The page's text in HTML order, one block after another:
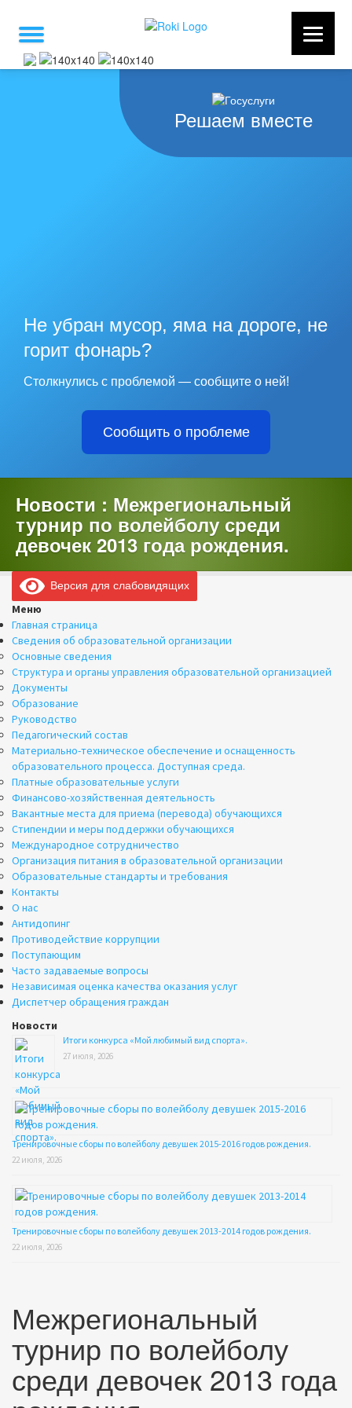
Решаем вместе
Не убран мусор, яма на дороге, не
горит фонарь?
Столкнулись с проблемой — сообщите о ней!
Сообщить о проблеме
Новости : Межрегиональный
турнир по волейболу среди
девочек 2013 года рождения.
Версия для слабовидящих
Меню
Главная страница
Сведения об образовательной организации
Основные сведения
Структура и органы управления образовательной организацией
Документы
Образование
Руководство
Педагогический состав
Материально-техническое обеспечение и оснащенность
образовательного процесса. Доступная среда.
Платные образовательные услуги
Финансово-хозяйственная деятельность
Вакантные места для приема (перевода) обучающихся
Стипендии и меры поддержки обучающихся
Международное сотрудничество
Организация питания в образовательной организации
Образовательные стандарты и требования
Контакты
О нас
Антидопинг
Противодействие коррупции
Поступающим
Часто задаваемые вопросы
Независимая оценка качества оказания услуг
Диспетчер обращения граждан
Новости
Итоги конкурса «Мой любимый вид спорта».
27 июля, 2026
Тренировочные сборы по волейболу девушек 2015-2016 годов рождения.
22 июля, 2026
Тренировочные сборы по волейболу девушек 2013-2014 годов рождения.
22 июля, 2026
Межрегиональный
турнир по волейболу
среди девочек 2013 года